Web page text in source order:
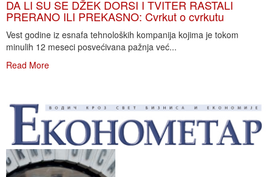
DA LI SU SE DŽEK DORSI I TVITER RASTALI
PRERANO ILI PREKASNO: Cvrkut o cvrkutu
Vest godine iz esnafa tehnoloških kompanija kojima je tokom
minulih 12 meseci posvećivana pažnja već...
Read More